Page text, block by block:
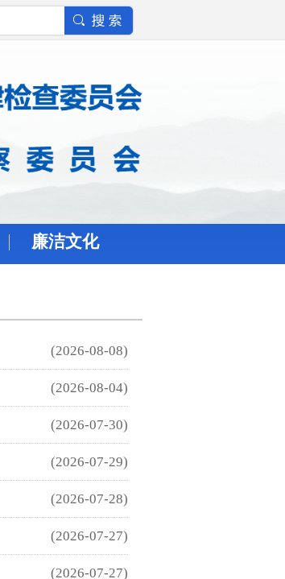
廉洁文化
(2026-08-08)
(2026-08-04)
(2026-07-30)
(2026-07-29)
(2026-07-28)
(2026-07-27)
(2026-07-27)